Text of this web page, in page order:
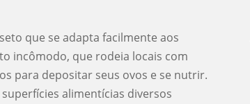
que se adapta facilmente aos
incômodo, que rodeia locais com
para depositar seus ovos e se nutrir.
alimentícias diversos